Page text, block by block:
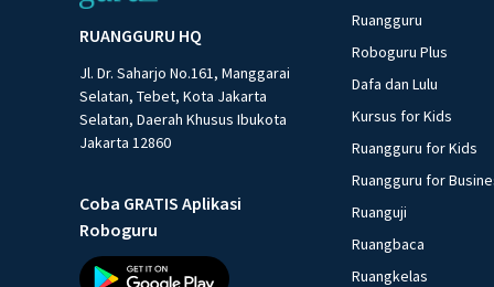
RUANGGURU HQ
Jl. Dr. Saharjo No.161, Manggarai
Selatan, Tebet, Kota Jakarta
Selatan, Daerah Khusus Ibukota
Jakarta 12860
Coba GRATIS Aplikasi
Roboguru
Ruangguru
Roboguru Plus
Dafa dan Lulu
Kursus for Kids
Ruangguru for Kids
Ruangguru for
Ruanguji
Ruangbaca
Ruangkelas